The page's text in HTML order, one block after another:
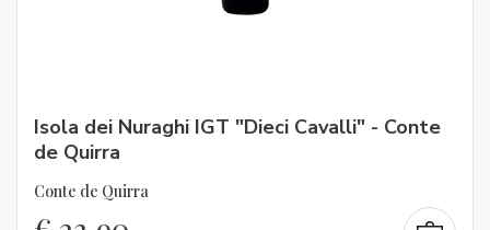
Isola dei Nuraghi IGT "Dieci Cavalli" - Conte
de Quirra
Conte de Quirra